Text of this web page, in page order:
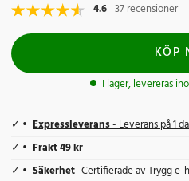
4.6 37 recensioner
KÖP
I lager, levereras
Expressleverans- Leverans på 1
Frakt 49 kr
Säkerhet- Certifierade av Trygg e-